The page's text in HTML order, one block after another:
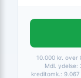
10.000 kr. over
Mdl. ydelse:
kreditomk.: